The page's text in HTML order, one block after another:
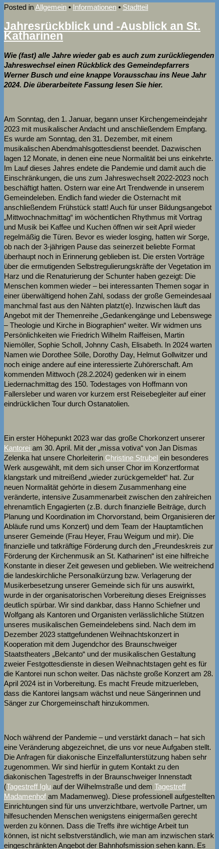
Posted inAllgemein • Informationen • Stadtteil
Jahresrückblick und -Ausblick an St.
Katharinen
Wie (fast) alle Jahre wieder gab es auch zum zurückliegenden
Jahreswechsel einen Rückblick des Gemeindepfarrers
Werner Busch und eine knappe Vorausschau ins Neue Jahr
2024. Die überarbeitete Fassung lesen Sie hier.
Am Sonntag, den 1. Januar, begann unser Kirchengemeindejahr
2023 mit musikalischer Andacht und anschließendem Empfang.
Es wurde am Sonntag, den 31. Dezember, mit einem
musikalischen Abendmahlsgottesdienst beendet. Dazwischen
lagen 12 Monate, in denen eine neue Normalität bei uns einkehrte.
Im Lauf dieses Jahres endete die Pandemie und damit auch die
Einschränkungen, die uns zum Jahreswechselt 2022-2023 noch
beschäftigt hatten. Ostern war eine Art Trendwende in unserem
Gemeindeleben. Endlich fand wieder die Osternacht mit
anschließendem Frühstück statt! Auch für unser Bildungsangebot
„Mittwochnachmittag“ im wöchentlichen Rhythmus mit Vortrag
und Musik bei Kaffee und Kuchen öffnen wir seit April wieder
regelmäßig die Türen. Bevor es wieder losging, hatten wir Sorge,
ob nach der 3-jährigen Pause das seinerzeit beliebte Format
überhaupt noch in Erinnerung geblieben ist. Die ersten Vorträge
über die ermutigenden Selbstregulierungskräfte der Vegetation im
Harz und die Renaturierung der Schunter haben gezeigt: Die
Menschen kommen wieder – bei interessanten Themen sogar in
einer überwältigend hohen Zahl, sodass der große Gemeindesaal
manchmal fast aus den Nähten platzt(e). Inzwischen läuft das
Angebot mit der Themenreihe „Gedankengänge und Lebenswege
– Theologie und Kirche in Biographien“ weiter. Wir widmen uns
Persönlichkeiten wie Friedrich Wilhelm Raiffeisen, Martin
Niemöller, Sophie Scholl, Johnny Cash, Elisabeth. In 2024 warten
Namen wie Dorothee Sölle, Dorothy Day, Helmut Gollwitzer und
noch einige andere auf eine interessierte Zuhörerschaft. Am
kommenden Mittwoch (28.2.2024) gedenken wir in einem
Liedernachmittag des 150. Todestages von Hoffmann von
Fallersleber und waren vor kurzem erst Reisebegleiter auf einer
eindrücklichen Tour durch Ostanatolien.
Ein erster Höhepunkt 2023 war das große Chorkonzert unserer
Kantorei am 30. April. Mit der „missa votiva“ von Jan Dismas
Zelenka hat unsere Chorleiterin Christine Strubel ein besonderes
Werk ausgewählt, mit dem sich unser Chor im Konzertformat
klangstark und mitreißend „wieder zurückgemeldet“ hat. Zur
neuen Normalität gehörte in diesem Zusammenhang eine
veränderte, intensive Zusammenarbeit zwischen den zahlreichen
ehrenamtlich Engagierten (z.B. durch finanzielle Beiträge, durch
Planung und Koordination im Chorvorstand, beim Organisieren der
Abläufe rund ums Konzert) und dem Team der Hauptamtlichen
unserer Gemeinde (Frau Heyer, Frau Weigum und mir). Die
finanzielle und tatkräftige Förderung durch den „Freundeskreis zur
Förderung der Kirchenmusik an St. Katharinen“ ist eine hilfreiche
Konstante in dieser Zeit gewesen und geblieben. Wie weitreichend
die landeskirchliche Personalkürzung bzw. Verlagerung der
Musikerbesetzung unserer Gemeinde sich für uns auswirkt,
wurde in der organisatorischen Vorbereitung dieses Ereignisses
deutlich spürbar. Wir sind dankbar, dass Hanno Schiefner und
Wolfgang als Kantoren und Organisten verlässlichliche Stützen
unseres musikalischen Gemeindelebens sind. Nach dem im
Dezember 2023 stattgefundenen Weihnachtskonzert in
Kooperation mit dem Jugendchor des Braunschweiger
Staatstheaters „Belcanto“ und der musikalischen Gestaltung
zweier Festgottesdienste in diesen Weihnachtstagen geht es für
die Kantorei nun schon weiter. Das nächste große Konzert am 28.
April 2024 ist in Vorbereitung. Es macht Freude mitzuerleben,
dass die Kantorei langsam wächst und neue Sängerinnen und
Sänger zur Chorgemeinschaft hinzukommen.
Noch während der Pandemie – und verstärkt danach – hat sich
eine Veränderung abgezeichnet, die uns vor neue Aufgaben stellt.
Die Anfragen für diakonische Einzelfallunterstützung haben sehr
zugenommen. Wir sind hierfür in gutem Kontakt zu den
diakonischen Tagestreffs in der Braunschweiger Innenstadt
(Tagestreff Iglu auf der Wilhelmstraße und dem Tagestreff
Madamenhof am Madamenweg). Diese professionell aufgestellten
Einrichtungen sind für uns unverzichtbare, wertvolle Partner, um
hilfesuchenden Menschen wenigstens einigermaßen gerecht
werden zu können. Dass die Treffs ihre wichtige Arbeit tun
können, ist nicht selbstverständlich, wie man am inzwischen stark
eingeschränkten Angebot der Bahnhofsmission sehen kann. Es